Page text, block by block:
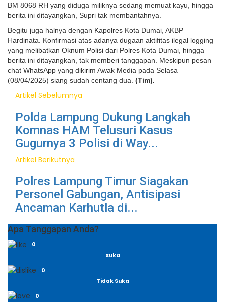
BM 8068 RH yang diduga miliknya sedang memuat kayu, hingga
berita ini ditayangkan, Supri tak membantahnya.
Begitu juga halnya dengan Kapolres Kota Dumai, AKBP
Hardinata. Konfirmasi atas adanya dugaan aktifitas ilegal logging
yang melibatkan Oknum Polisi dari Polres Kota Dumai, hingga
berita ini ditayangkan, tak memberi tanggapan. Meskipun pesan
chat WhatsApp yang dikirim Awak Media pada Selasa
(08/04/2025) siang sudah centang dua. (Tim).
Artikel Sebelumnya
Polda Lampung Dukung Langkah
Komnas HAM Telusuri Kasus
Gugurnya 3 Polisi di Way...
Artikel Berikutnya
Polres Lampung Timur Siagakan
Personel Gabungan, Antisipasi
Ancaman Karhutla di...
Apa Tanggapan Anda?
0
Suka
0
Tidak Suka
0